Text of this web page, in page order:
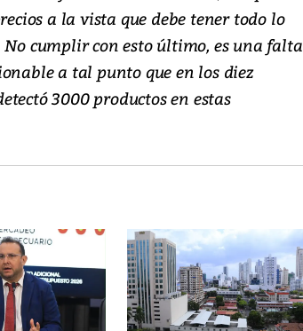
a la vista que debe tener todo lo
cumplir con esto último, es una falta
a tal punto que en los diez
3000 productos en estas